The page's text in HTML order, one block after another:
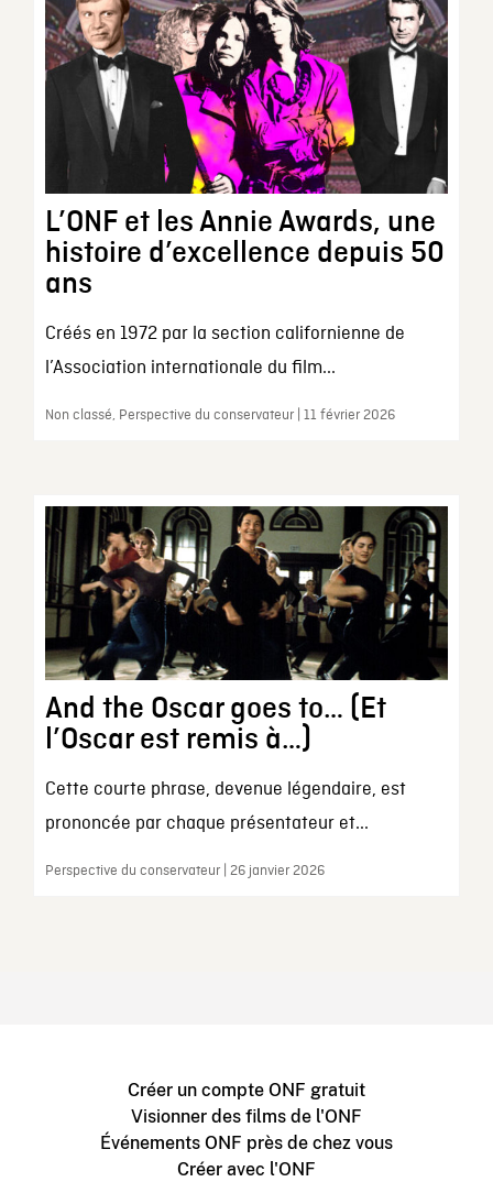
L’ONF et les Annie Awards, une
histoire d’excellence depuis 50
ans
Créés en 1972 par la section californienne de
l’Association internationale du film...
Non classé, Perspective du conservateur | 11 février 2026
And the Oscar goes to… (Et
l’Oscar est remis à…)
Cette courte phrase, devenue légendaire, est
prononcée par chaque présentateur et...
Perspective du conservateur | 26 janvier 2026
Créer un compte ONF gratuit
Visionner des films de l'ONF
Événements ONF près de chez vous
Créer avec l'ONF